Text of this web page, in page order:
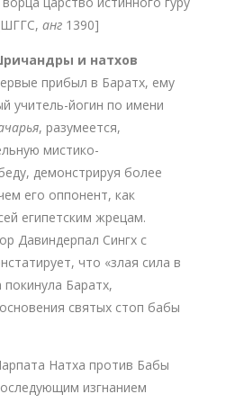
анг1390]
и натхов
прибыл в Баратх, ему
учитель-йогин по имени
, разумеется,
мистико-
демонстрируя более
его оппонент, как
египетским жрецам.
Давиндерпал Сингх с
что «злая сила в
Баратх,
святых стоп бабы
Натха против Бабы
изгнанием